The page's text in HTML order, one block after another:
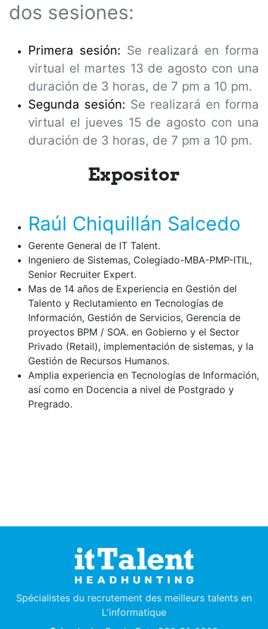
dos sesiones:
Primera sesión: Se realizará en forma
virtual el martes 13 de agosto con una
duración de 3 horas, de 7 pm a 10 pm.
Segunda sesión: Se realizará en forma
virtual el jueves 15 de agosto con una
duración de 3 horas, de 7 pm a 10 pm.
Expositor
Raúl Chiquillán Salcedo
Gerente General de IT Talent.
Ingeniero de Sistemas, Colegiado-MBA-PMP-ITIL,
Senior Recruiter Expert.
Mas de 14 años de Experiencia en Gestión del
Talento y Reclutamiento en Tecnologías de
Información, Gestión de Servicios, Gerencia de
proyectos BPM / SOA. en Gobierno y el Sector
Privado (Retail), implementación de sistemas, y la
Gestión de Recursos Humanos.
Amplia experiencia en Tecnologías de Información,
así como en Docencia a nivel de Postgrado y
Pregrado.
Spécialistes du recrutement des meilleurs talents en
L'informatique